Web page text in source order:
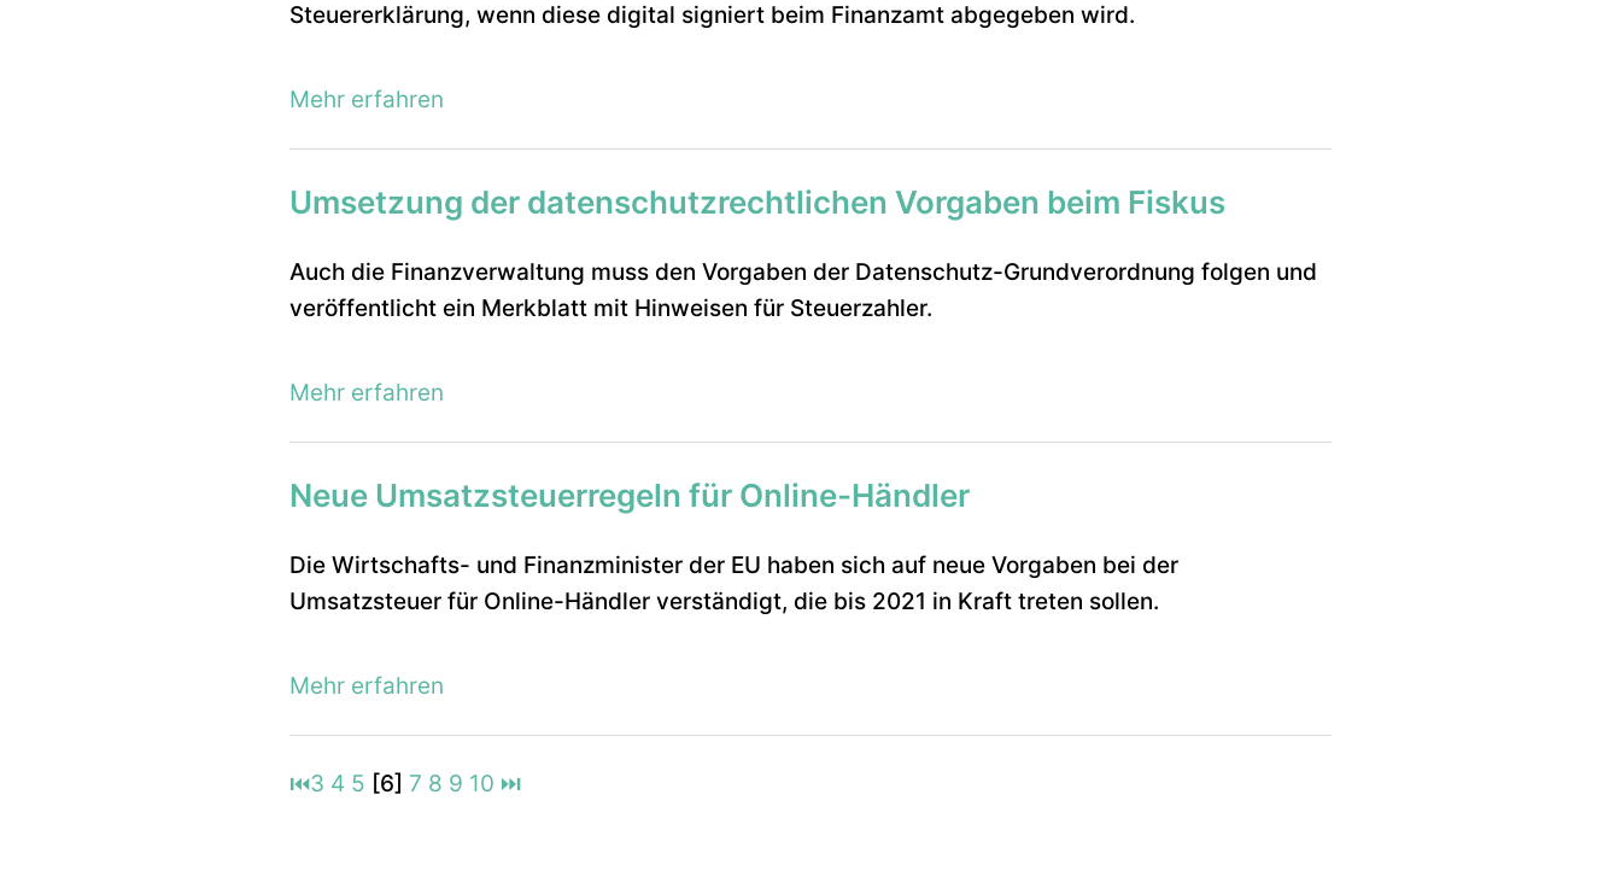
Steuererklärung, wenn diese digital signiert beim Finanzamt abgegeben wird.
Mehr erfahren
Umsetzung der datenschutzrechtlichen Vorgaben beim Fiskus
Auch die Finanzverwaltung muss den Vorgaben der Datenschutz-Grundverordnung folgen und
veröffentlicht ein Merkblatt mit Hinweisen für Steuerzahler.
Mehr erfahren
Neue Umsatzsteuerregeln für Online-Händler
Die Wirtschafts- und Finanzminister der EU haben sich auf neue Vorgaben bei der
Umsatzsteuer für Online-Händler verständigt, die bis 2021 in Kraft treten sollen.
Mehr erfahren
⏮3 4 5 [6] 7 8 9 10 ⏭